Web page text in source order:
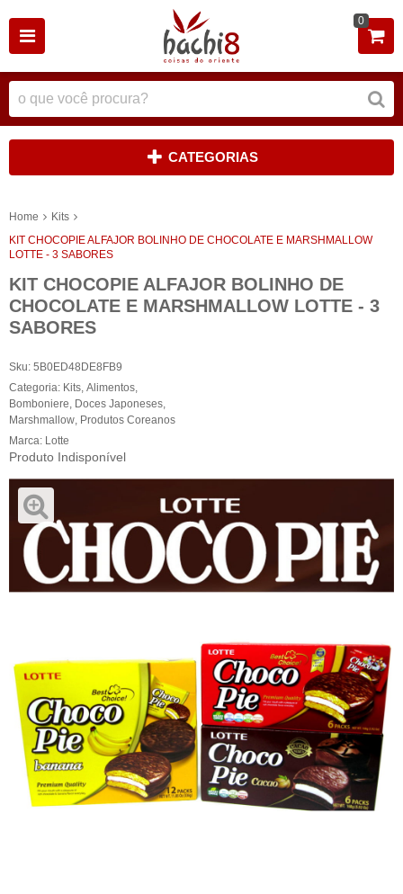
0
CATEGORIAS
Home
Kits
KIT CHOCOPIE ALFAJOR BOLINHO DE CHOCOLATE E MARSHMALLOW
LOTTE - 3 SABORES
KIT CHOCOPIE ALFAJOR BOLINHO DE
CHOCOLATE E MARSHMALLOW LOTTE - 3
SABORES
Sku: 5B0ED48DE8FB9
Categoria: Kits Alimentos
Bomboniere Doces Japoneses
Marshmallow Produtos Coreanos
Marca: Lotte
Produto Indisponível